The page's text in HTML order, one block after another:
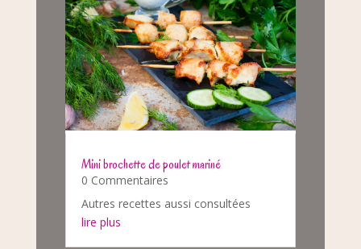
Mini brochette de poulet mariné
0 Commentaires
Autres recettes aussi consultées
lire plus